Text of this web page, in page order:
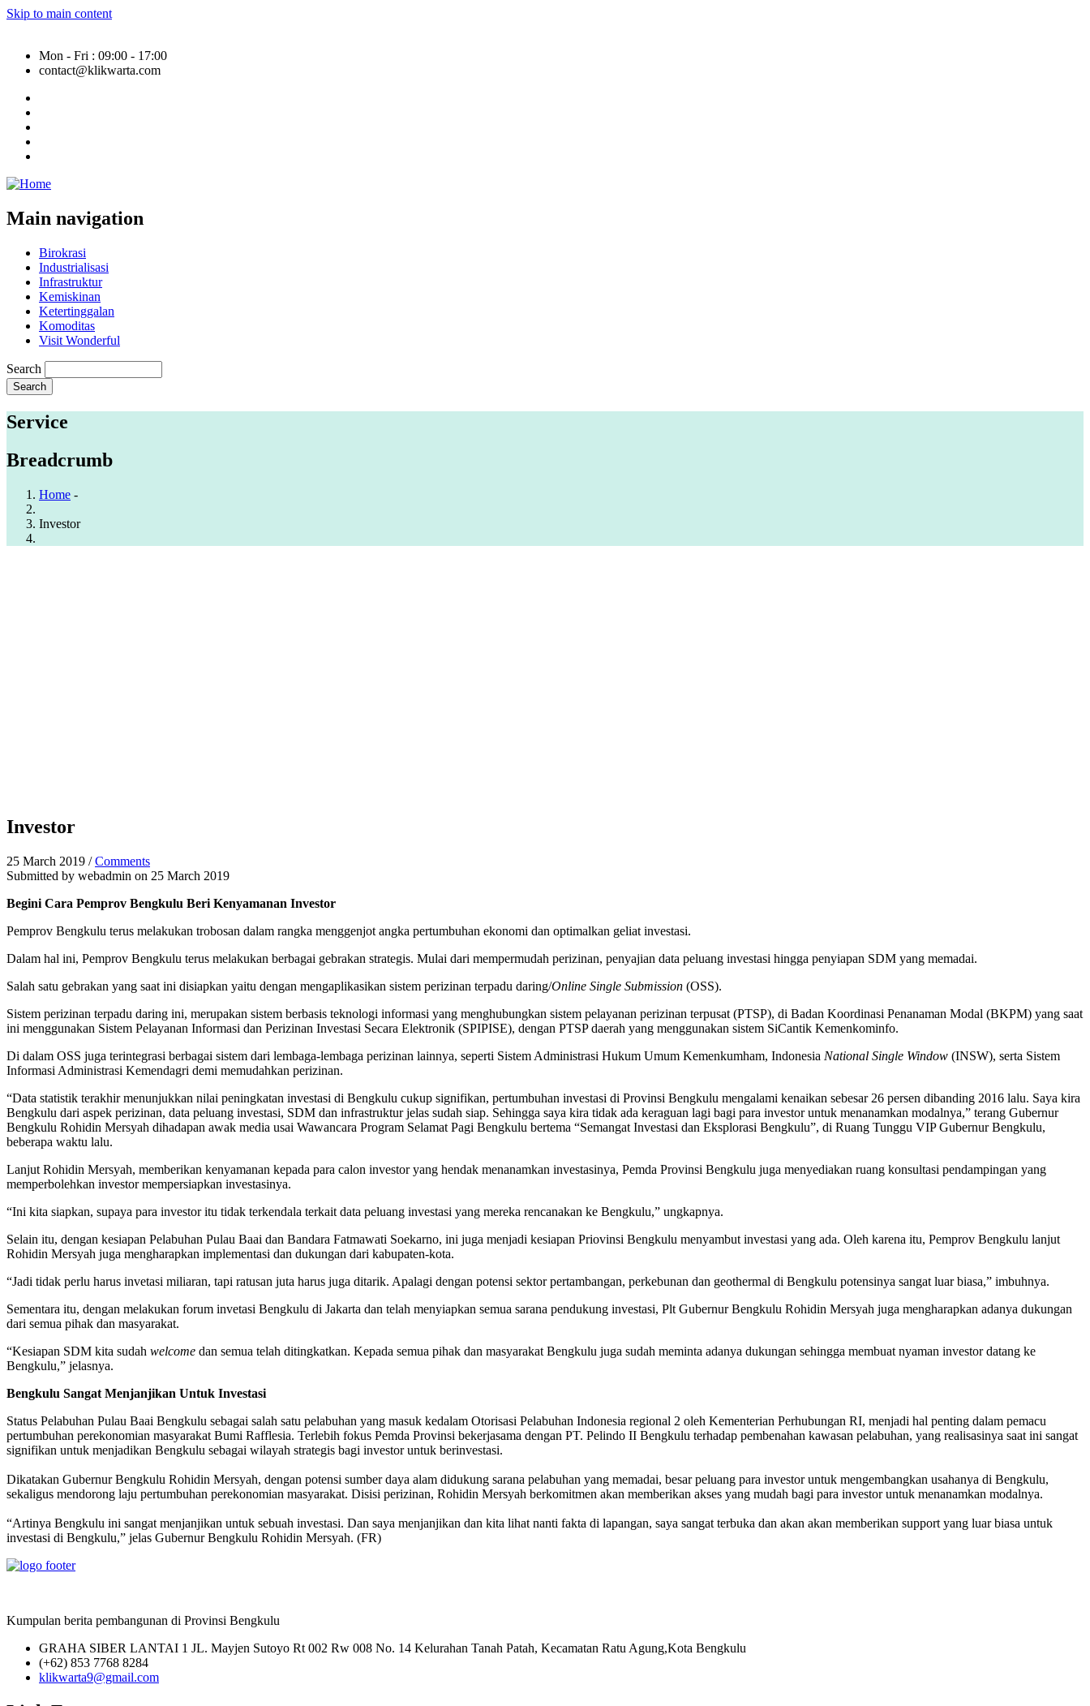
Skip to main content
Mon - Fri : 09:00 - 17:00
contact@klikwarta.com
Main navigation
Birokrasi
Industrialisasi
Infrastruktur
Kemiskinan
Ketertinggalan
Komoditas
Visit Wonderful
Search
Service
Breadcrumb
Home -
Investor
Investor
25 March 2019 /Comments
Submitted by webadmin on 25 March 2019
Begini Cara Pemprov Bengkulu Beri Kenyamanan Investor
Pemprov Bengkulu terus melakukan trobosan dalam rangka menggenjot angka pertumbuhan ekonomi dan optimalkan geliat investasi.
Dalam hal ini, Pemprov Bengkulu terus melakukan berbagai gebrakan strategis. Mulai dari mempermudah perizinan, penyajian data peluang investasi hingga penyiapan SDM yang memadai.
Salah satu gebrakan yang saat ini disiapkan yaitu dengan mengaplikasikan sistem perizinan terpadu daring/Online Single Submission (OSS).
Sistem perizinan terpadu daring ini, merupakan sistem berbasis teknologi informasi yang menghubungkan sistem pelayanan perizinan terpusat (PTSP), di Badan Koordinasi Penanaman Modal (BKPM) yang saat
ini menggunakan Sistem Pelayanan Informasi dan Perizinan Investasi Secara Elektronik (SPIPISE), dengan PTSP daerah yang menggunakan sistem SiCantik Kemenkominfo.
Di dalam OSS juga terintegrasi berbagai sistem dari lembaga-lembaga perizinan lainnya, seperti Sistem Administrasi Hukum Umum Kemenkumham, Indonesia National Single Window (INSW), serta Sistem
Informasi Administrasi Kemendagri demi memudahkan perizinan.
“Data statistik terakhir menunjukkan nilai peningkatan investasi di Bengkulu cukup signifikan, pertumbuhan investasi di Provinsi Bengkulu mengalami kenaikan sebesar 26 persen dibanding 2016 lalu. Saya kira
Bengkulu dari aspek perizinan, data peluang investasi, SDM dan infrastruktur jelas sudah siap. Sehingga saya kira tidak ada keraguan lagi bagi para investor untuk menanamkan modalnya,” terang Gubernur
Bengkulu Rohidin Mersyah dihadapan awak media usai Wawancara Program Selamat Pagi Bengkulu bertema “Semangat Investasi dan Eksplorasi Bengkulu”, di Ruang Tunggu VIP Gubernur Bengkulu,
beberapa waktu lalu.
Lanjut Rohidin Mersyah, memberikan kenyamanan kepada para calon investor yang hendak menanamkan investasinya, Pemda Provinsi Bengkulu juga menyediakan ruang konsultasi pendampingan yang
memperbolehkan investor mempersiapkan investasinya.
“Ini kita siapkan, supaya para investor itu tidak terkendala terkait data peluang investasi yang mereka rencanakan ke Bengkulu,” ungkapnya.
Selain itu, dengan kesiapan Pelabuhan Pulau Baai dan Bandara Fatmawati Soekarno, ini juga menjadi kesiapan Priovinsi Bengkulu menyambut investasi yang ada. Oleh karena itu, Pemprov Bengkulu lanjut
Rohidin Mersyah juga mengharapkan implementasi dan dukungan dari kabupaten-kota.
“Jadi tidak perlu harus invetasi miliaran, tapi ratusan juta harus juga ditarik. Apalagi dengan potensi sektor pertambangan, perkebunan dan geothermal di Bengkulu potensinya sangat luar biasa,” imbuhnya.
Sementara itu, dengan melakukan forum invetasi Bengkulu di Jakarta dan telah menyiapkan semua sarana pendukung investasi, Plt Gubernur Bengkulu Rohidin Mersyah juga mengharapkan adanya dukungan
dari semua pihak dan masyarakat.
“Kesiapan SDM kita sudah welcome dan semua telah ditingkatkan. Kepada semua pihak dan masyarakat Bengkulu juga sudah meminta adanya dukungan sehingga membuat nyaman investor datang ke
Bengkulu,” jelasnya.
Bengkulu Sangat Menjanjikan Untuk Investasi
Status Pelabuhan Pulau Baai Bengkulu sebagai salah satu pelabuhan yang masuk kedalam Otorisasi Pelabuhan Indonesia regional 2 oleh Kementerian Perhubungan RI, menjadi hal penting dalam pemacu
pertumbuhan perekonomian masyarakat Bumi Rafflesia. Terlebih fokus Pemda Provinsi bekerjasama dengan PT. Pelindo II Bengkulu terhadap pembenahan kawasan pelabuhan, yang realisasinya saat ini sangat
signifikan untuk menjadikan Bengkulu sebagai wilayah strategis bagi investor untuk berinvestasi.
Dikatakan Gubernur Bengkulu Rohidin Mersyah, dengan potensi sumber daya alam didukung sarana pelabuhan yang memadai, besar peluang para investor untuk mengembangkan usahanya di Bengkulu,
sekaligus mendorong laju pertumbuhan perekonomian masyarakat. Disisi perizinan, Rohidin Mersyah berkomitmen akan memberikan akses yang mudah bagi para investor untuk menanamkan modalnya.
“Artinya Bengkulu ini sangat menjanjikan untuk sebuah investasi. Dan saya menjanjikan dan kita lihat nanti fakta di lapangan, saya sangat terbuka dan akan akan memberikan support yang luar biasa untuk
investasi di Bengkulu,” jelas Gubernur Bengkulu Rohidin Mersyah. (FR)
Kumpulan berita pembangunan di Provinsi Bengkulu
GRAHA SIBER LANTAI 1 JL. Mayjen Sutoyo Rt 002 Rw 008 No. 14 Kelurahan Tanah Patah, Kecamatan Ratu Agung,Kota Bengkulu
(+62) 853 7768 8284
klikwarta9@gmail.com